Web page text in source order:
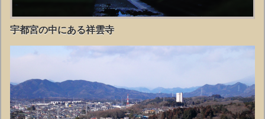
宇都宮の中にある祥雲寺